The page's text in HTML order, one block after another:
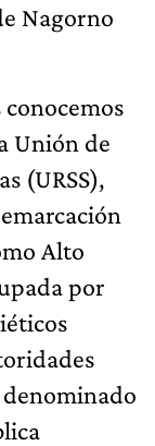
Nagorno
Unión de
(URSS),
Alto
por
denominado